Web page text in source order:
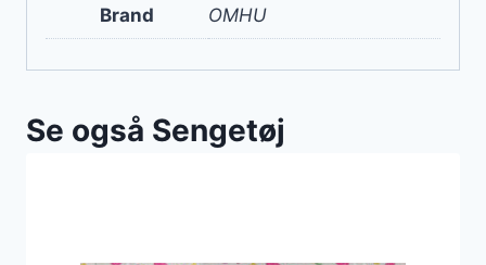
Brand OMHU
Se også Sengetøj